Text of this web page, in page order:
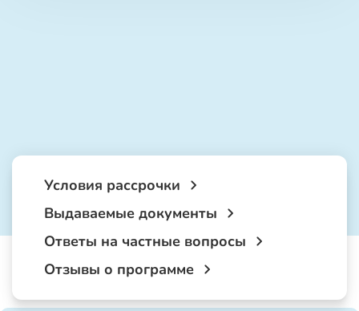
Условия рассрочки
Выдаваемые документы
Ответы на частные вопросы
Отзывы о программе